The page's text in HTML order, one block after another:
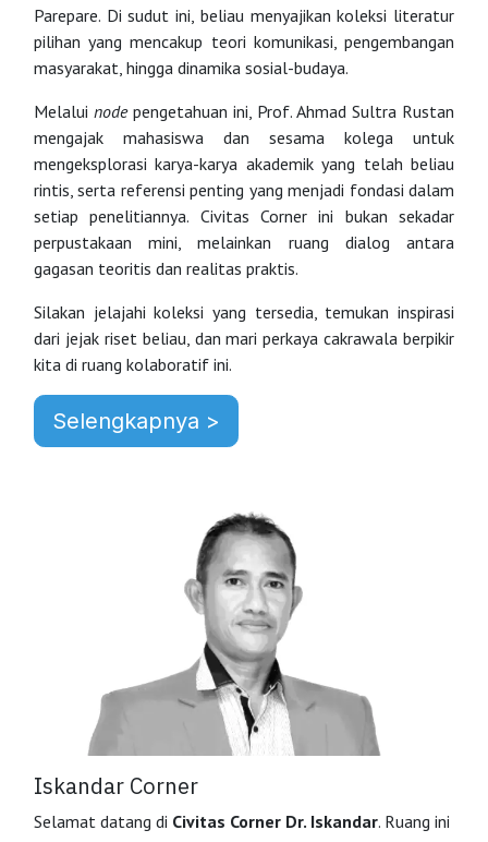
Parepare. Di sudut ini, beliau menyajikan koleksi literatur
pilihan yang mencakup teori komunikasi, pengembangan
masyarakat, hingga dinamika sosial-budaya.
Melalui nodepengetahuan ini, Prof. Ahmad Sultra Rustan
mengajak mahasiswa dan sesama kolega untuk
mengeksplorasi karya-karya akademik yang telah beliau
rintis, serta referensi penting yang menjadi fondasi dalam
setiap penelitiannya. Civitas Corner ini bukan sekadar
perpustakaan mini, melainkan ruang dialog antara
gagasan teoritis dan realitas praktis.
Silakan jelajahi koleksi yang tersedia, temukan inspirasi
dari jejak riset beliau, dan mari perkaya cakrawala berpikir
kita di ruang kolaboratif ini.
Selengkapnya >
Iskandar Corner
Selamat datang di Civitas Corner Dr. Iskandar. Ruang ini